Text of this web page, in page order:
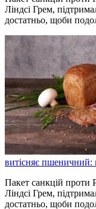
Ліндсі Грем,
достатньо, щоби
витісняє пшеничний:
Пакет санкцій проти
Ліндсі Грем,
достатньо, щоби